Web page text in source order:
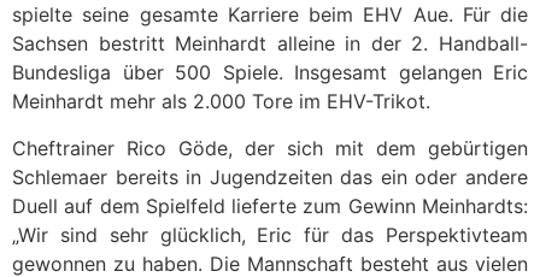
spielte seine gesamte Karriere beim EHV Aue. Für die
Sachsen bestritt Meinhardt alleine in der 2. Handball-
Bundesliga über 500 Spiele. Insgesamt gelangen Eric
Meinhardt mehr als 2.000 Tore im EHV-Trikot.
Cheftrainer Rico Göde, der sich mit dem gebürtigen
Schlemaer bereits in Jugendzeiten das ein oder andere
Duell auf dem Spielfeld lieferte zum Gewinn Meinhardts:
„Wir sind sehr glücklich, Eric für das Perspektivteam
gewonnen zu haben. Die Mannschaft besteht aus vielen